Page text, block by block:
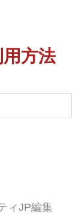
方法
ィJP編集